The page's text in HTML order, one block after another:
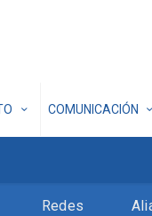
COMUNICACIÓN
Redes